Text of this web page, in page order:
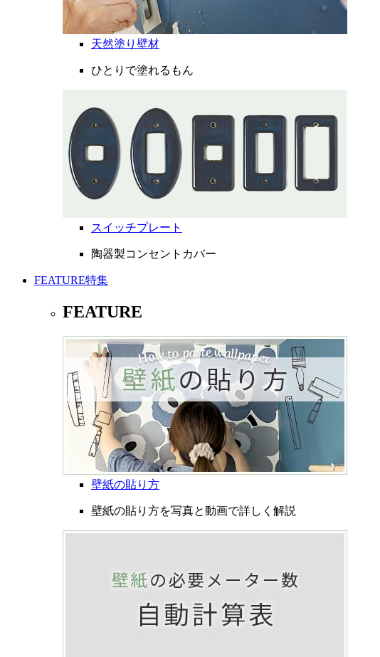
天然塗り壁材
ひとりで塗れるもん
スイッチプレート
陶器製コンセントカバー
FEATURE特集
FEATURE
壁紙の貼り方
壁紙の貼り方を写真と動画で詳しく解説